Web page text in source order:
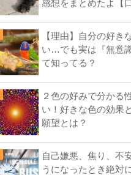
感想をまとめたよ【
【理由】自分の好き
い…でも実は『無意
て知ってる？
２色の好みで分かる
い！好きな色の効果
願望とは？
自己嫌悪、焦り、不
うになったとき絶対